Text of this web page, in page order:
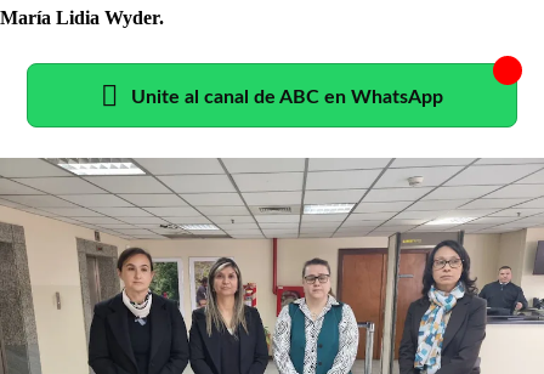
María Lidia Wyder.
Unite al canal de ABC en WhatsApp